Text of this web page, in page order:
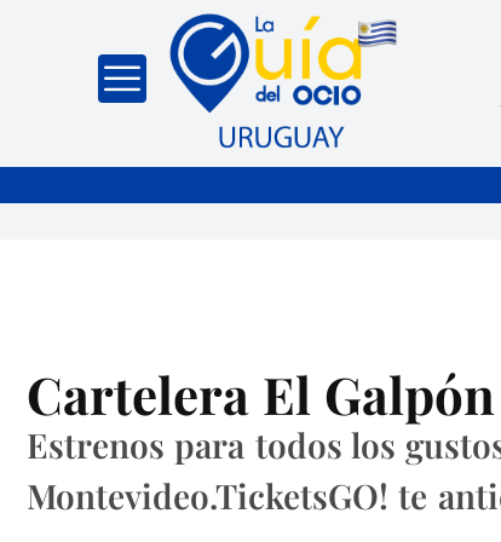
Cartelera El
Estrenos para todos los
Montevideo.TicketsGO! te